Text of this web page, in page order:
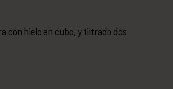
con hielo en cubo, y filtrado dos